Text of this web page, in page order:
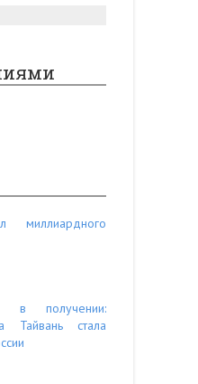
миллиардного
получении:
Тайвань стала